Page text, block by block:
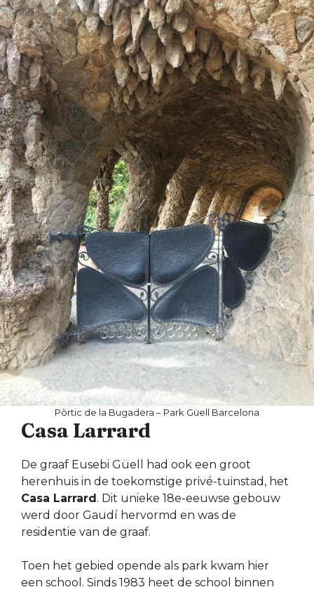
Pòrtic de la Bugadera – Park Güell Barcelona
Casa Larrard
De graaf Eusebi Güell had ook een groot
herenhuis in de toekomstige privé-tuinstad, het
Casa Larrard . Dit unieke 18e-eeuwse gebouw
werd door Gaudí hervormd en was de
residentie van de graaf.
Toen het gebied opende als park kwam hier
een school. Sinds 1983 heet de school binnen